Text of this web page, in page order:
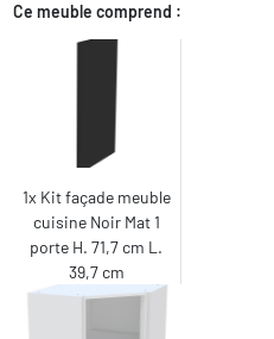
Ce meuble comprend :
1x Kit façade meuble
cuisine Noir Mat 1
porte H. 71,7 cm L.
39,7 cm